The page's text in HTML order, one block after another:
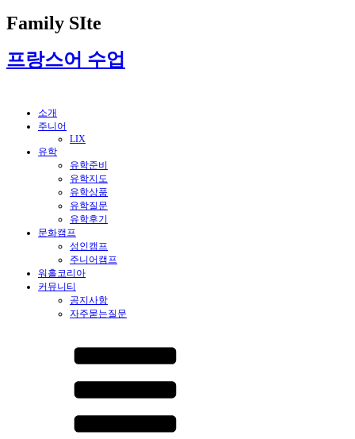
Family SIte
프랑스어 수업
소개
주니어
LIX
유학
유학준비
유학지도
유학상품
유학질문
유학후기
문화캠프
성인캠프
주니어캠프
워홀코리아
커뮤니티
공지사항
자주묻는질문